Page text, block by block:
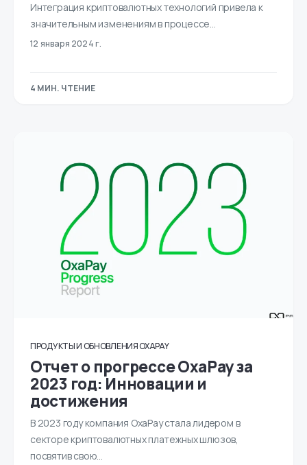
Интеграция криптовалютных технологий привела к
значительным изменениям в процессе...
12 января 2024 г.
4 МИН. ЧТЕНИЕ
ПРОДУКТЫ И ОБНОВЛЕНИЯ OXAPAY
Отчет о прогрессе OxaPay за
2023 год: Инновации и
достижения
В 2023 году компания OxaPay стала лидером в
секторе криптовалютных платежных шлюзов,
посвятив свою...